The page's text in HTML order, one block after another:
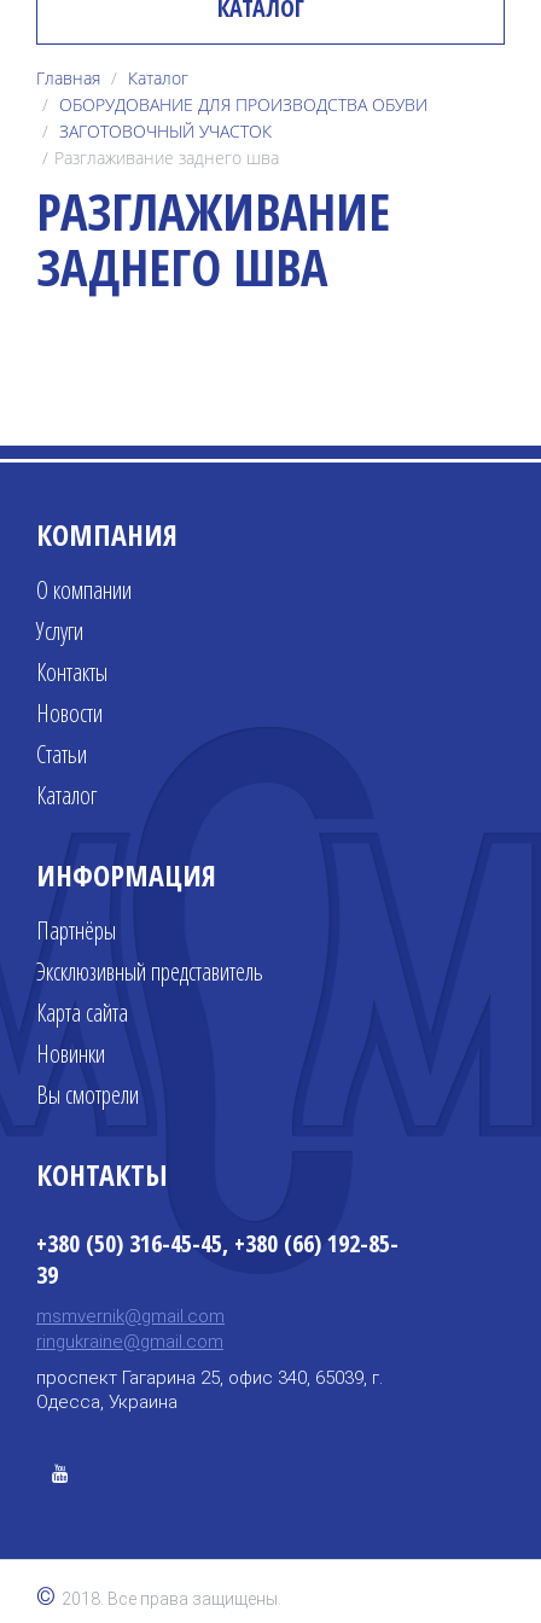
КАТАЛОГ
Главная
Каталог
ОБОРУДОВАНИЕ ДЛЯ ПРОИЗВОДСТВА ОБУВИ
ЗАГОТОВОЧНЫЙ УЧАСТОК
Разглаживание заднего шва
РАЗГЛАЖИВАНИЕ
ЗАДНЕГО ШВА
КОМПАНИЯ
О компании
Услуги
Контакты
Новости
Статьи
Каталог
ИНФОРМАЦИЯ
Партнёры
Эксклюзивный представитель
Карта сайта
Новинки
Вы смотрели
КОНТАКТЫ
+380 (50) 316-45-45, +380 (66) 192-85-
39
msmvernik@gmail.com
ringukraine@gmail.com
проспект Гагарина 25, офис 340, 65039, г.
Одесса, Украина
© 2018. Все права защищены.